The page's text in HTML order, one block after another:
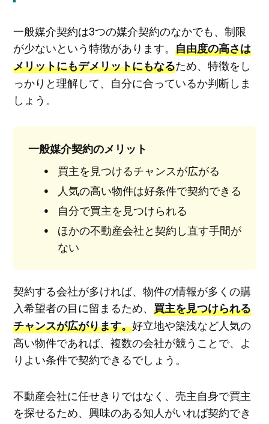
一般媒介契約は3つの媒介契約のなかでも、制限
が少ないという特徴があります。 自由度の高さは
メリットにもデメリットにもなるため、特徴をし
っかりと理解して、自分に合っているか判断しま
しょう。
一般媒介契約のメリット
買主を見つけるチャンスが広がる
人気の高い物件は好条件で契約できる
自分で買主を見つけられる
ほかの不動産会社と契約し直す手間が
ない
契約する会社が多ければ、物件の情報が多くの購
入希望者の目に留まるため、 買主を見つけられる
チャンスが広がります。好立地や築浅など人気の
高い物件であれば、複数の会社が競うことで、よ
りよい条件で契約できるでしょう。
不動産会社に任せきりではなく、売主自身で買主
を探せるため、興味のある知人がいれば契約でき